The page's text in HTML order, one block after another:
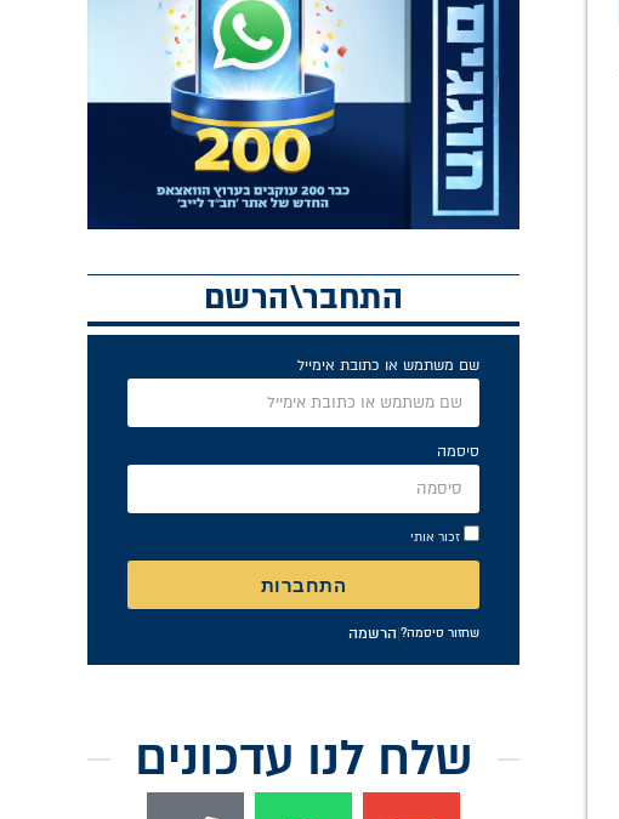
התחבר\הרשם
זכור אותי
התחברות
שלח לנו עדכונים